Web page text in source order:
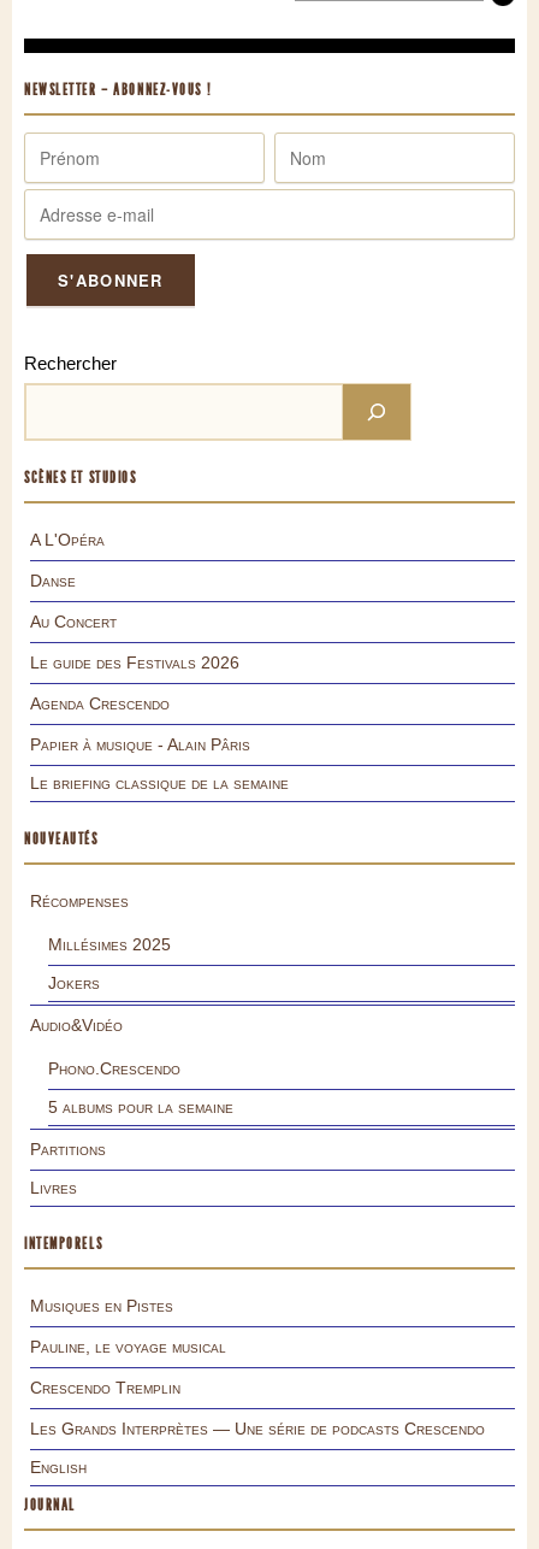
NEWSLETTER – ABONNEZ-VOUS !
Rechercher
SCÈNES ET STUDIOS
A L'Opéra
Danse
Au Concert
Le guide des Festivals 2026
Agenda Crescendo
Papier à musique - Alain Pâris
Le briefing classique de la semaine
NOUVEAUTÉS
Récompenses
Millésimes 2025
Jokers
Audio&Vidéo
Phono.Crescendo
5 albums pour la semaine
Partitions
Livres
INTEMPORELS
Musiques en Pistes
Pauline, le voyage musical
Crescendo Tremplin
Les Grands Interprètes — Une série de podcasts Crescendo
English
JOURNAL